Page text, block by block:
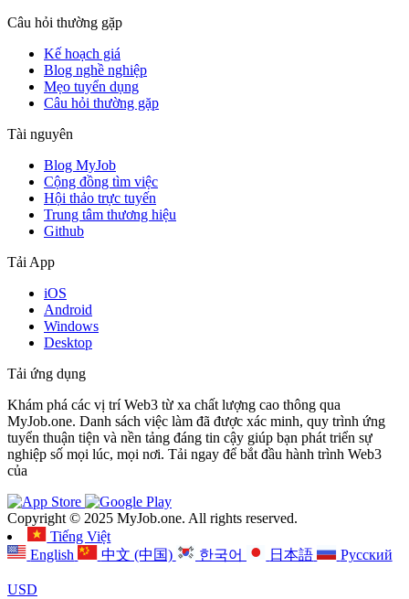
Câu hỏi thường gặp
Kế hoạch giá
Blog nghề nghiệp
Mẹo tuyển dụng
Câu hỏi thường gặp
Tài nguyên
Blog MyJob
Cộng đồng tìm việc
Hội thảo trực tuyến
Trung tâm thương hiệu
Github
Tải App
iOS
Android
Windows
Desktop
Tải ứng dụng
Khám phá các vị trí Web3 từ xa chất lượng cao thông qua
MyJob.one. Danh sách việc làm đã được xác minh, quy trình ứng
tuyển thuận tiện và nền tảng đáng tin cậy giúp bạn phát triển sự
nghiệp số mọi lúc, mọi nơi. Tải ngay để bắt đầu hành trình Web3
của
Copyright © 2025 MyJob.one. All rights reserved.
Tiếng Việt
English
中文 (中国) 한국어 日本語 Русский
USD